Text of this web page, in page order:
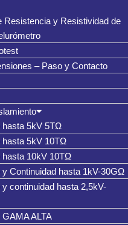
Resistencia y Resistividad de
– Paso y Contacto
hasta 5kV 5TΩ
hasta 5kV 10TΩ
hasta 10kV 10TΩ
y Continuidad hasta 1kV-30GΩ
continuidad hasta 2,5kV-
ALTA